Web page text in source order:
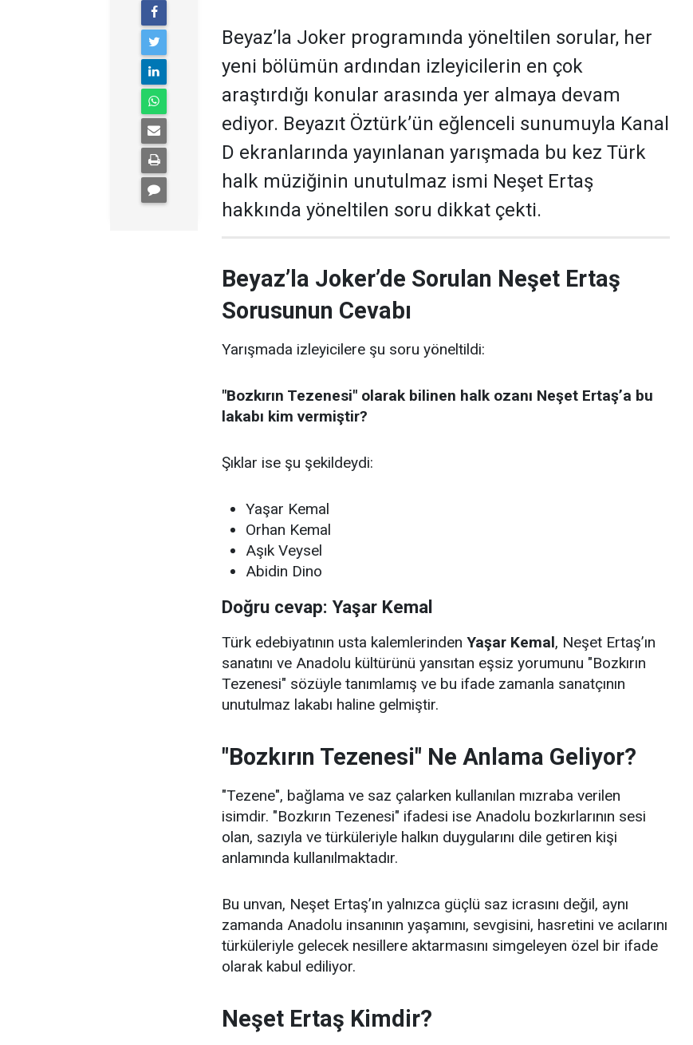
Beyaz’la Joker programında yöneltilen sorular, her
yeni bölümün ardından izleyicilerin en çok
araştırdığı konular arasında yer almaya devam
ediyor. Beyazıt Öztürk’ün eğlenceli sunumuyla Kanal
D ekranlarında yayınlanan yarışmada bu kez Türk
halk müziğinin unutulmaz ismi Neşet Ertaş
hakkında yöneltilen soru dikkat çekti.
Beyaz’la Joker’de Sorulan Neşet Ertaş
Sorusunun Cevabı
Yarışmada izleyicilere şu soru yöneltildi:
"Bozkırın Tezenesi" olarak bilinen halk ozanı Neşet Ertaş’a bu
lakabı kim vermiştir?
Şıklar ise şu şekildeydi:
Yaşar Kemal
Orhan Kemal
Aşık Veysel
Abidin Dino
Doğru cevap: Yaşar Kemal
Türk edebiyatının usta kalemlerinden Yaşar Kemal, Neşet Ertaş’ın
sanatını ve Anadolu kültürünü yansıtan eşsiz yorumunu "Bozkırın
Tezenesi" sözüyle tanımlamış ve bu ifade zamanla sanatçının
unutulmaz lakabı haline gelmiştir.
"Bozkırın Tezenesi" Ne Anlama Geliyor?
"Tezene", bağlama ve saz çalarken kullanılan mızraba verilen
isimdir. "Bozkırın Tezenesi" ifadesi ise Anadolu bozkırlarının sesi
olan, sazıyla ve türküleriyle halkın duygularını dile getiren kişi
anlamında kullanılmaktadır.
Bu unvan, Neşet Ertaş’ın yalnızca güçlü saz icrasını değil, aynı
zamanda Anadolu insanının yaşamını, sevgisini, hasretini ve acılarını
türküleriyle gelecek nesillere aktarmasını simgeleyen özel bir ifade
olarak kabul ediliyor.
Neşet Ertaş Kimdir?